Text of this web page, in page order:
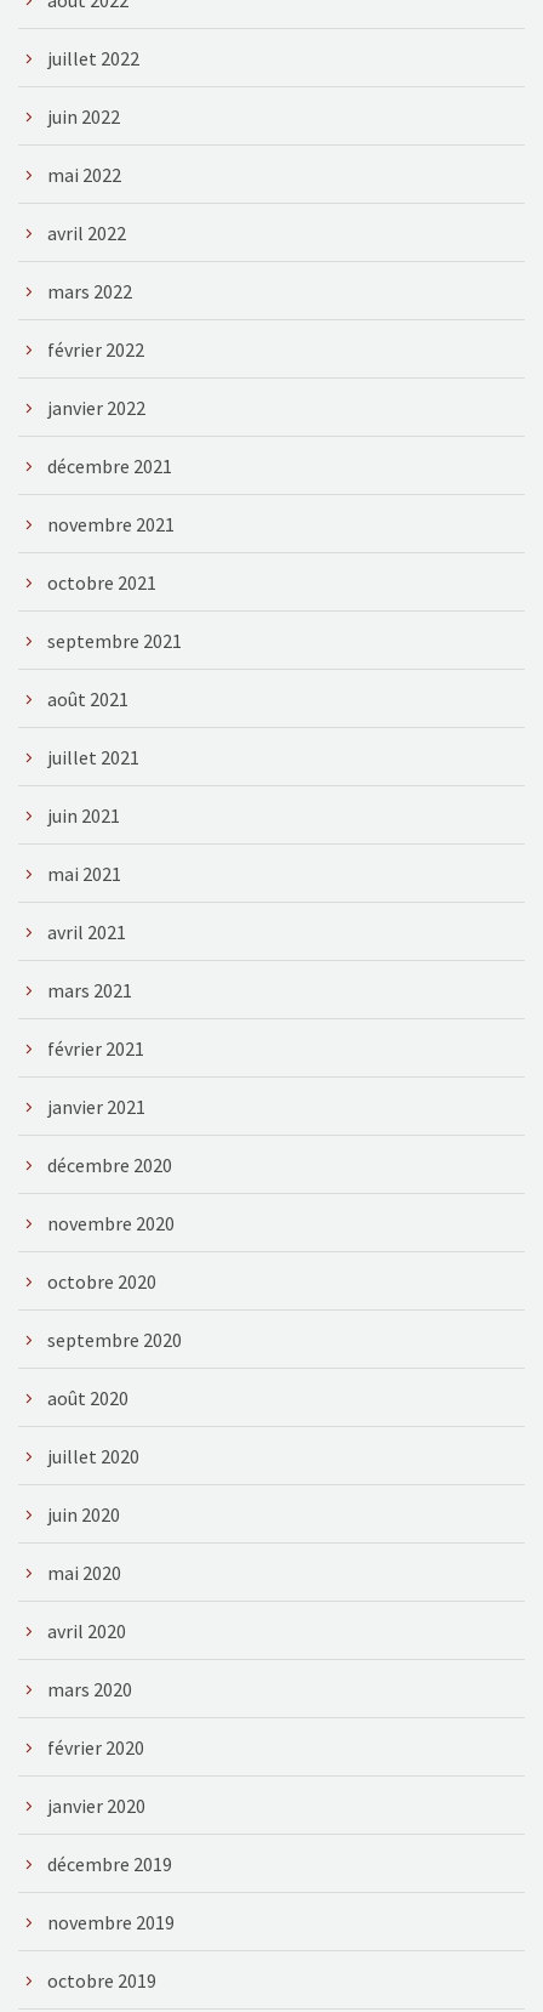
juillet 2022
juin 2022
mai 2022
avril 2022
mars 2022
février 2022
janvier 2022
décembre 2021
novembre 2021
octobre 2021
septembre 2021
août 2021
juillet 2021
juin 2021
mai 2021
avril 2021
mars 2021
février 2021
janvier 2021
décembre 2020
novembre 2020
octobre 2020
septembre 2020
août 2020
juillet 2020
juin 2020
mai 2020
avril 2020
mars 2020
février 2020
janvier 2020
décembre 2019
novembre 2019
octobre 2019